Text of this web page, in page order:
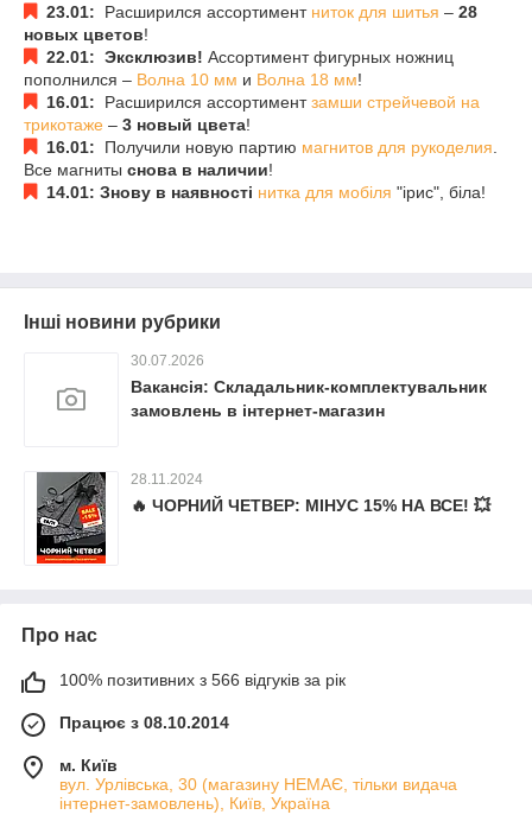
23.01: Расширился ассортимент ниток для шитья – 28
новых цветов!
22.01: Эксклюзив! Ассортимент фигурных ножниц
пополнился – Волна 10 мм и Волна 18 мм!
16.01: Расширился ассортимент замши стрейчевой на
трикотаже – 3 новый цвета!
16.01: Получили новую партию магнитов для рукоделия
Все магниты снова в наличии!
14.01: Знову в наявності нитка для мобіля "ірис", біла!
Інші новини рубрики
30.07.2026
Вакансія: Складальник-комплектувальник
замовлень в інтернет-магазин
28.11.2024
🔥 ЧОРНИЙ ЧЕТВЕР: МІНУС 15% НА ВСЕ! 💥
Про нас
100% позитивних з 566 відгуків за рік
Працює з 08.10.2014
м. Київ
вул. Урлівська, 30 (магазину НЕМАЄ, тільки видача
інтернет-замовлень), Київ, Україна